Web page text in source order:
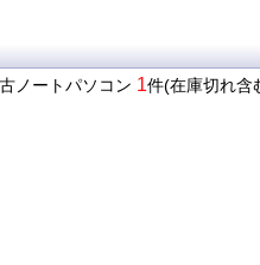
ノートパソコン 1件(在庫切れ含